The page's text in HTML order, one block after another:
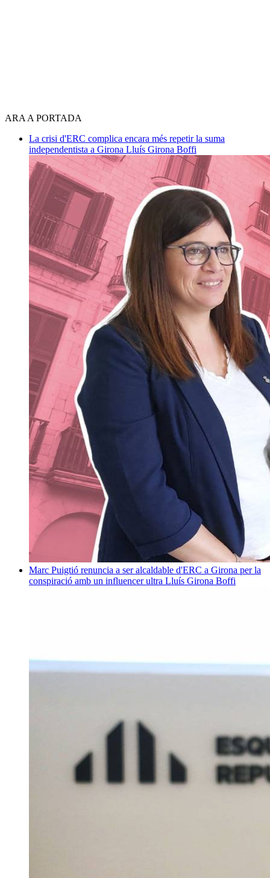
ARA A PORTADA
La crisi d'ERC complica encara més repetir la suma
independentista a Girona Lluís Girona Boffi
Marc Puigtió renuncia a ser alcaldable d'ERC a Girona per la
conspiració amb un influencer ultra Lluís Girona Boffi